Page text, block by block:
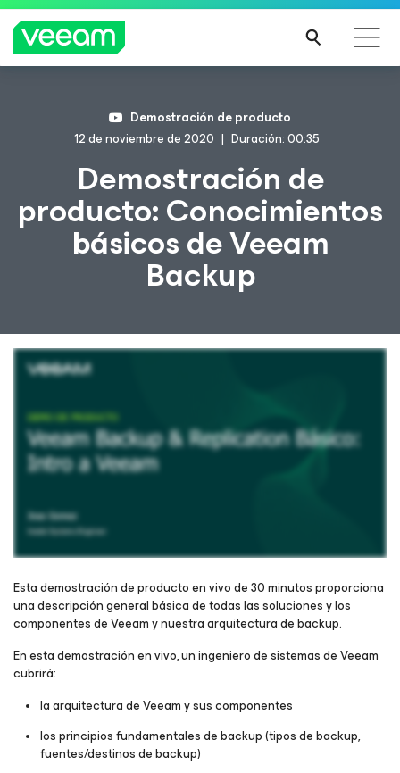
Guía de Veeam para los clientes afectados por la
actualización de contenido de CrowdStrike
CIÓN
Demostración de producto
12 de noviembre de 2020
Duración: 00:35
Demostración de
producto: Conocimientos
básicos de Veeam
Backup
Regístrese para ver el webinar
Esta demostración de producto en vivo de 30 minutos proporciona
una descripción general básica de todas las soluciones y los
componentes de Veeam y nuestra arquitectura de backup.
En esta demostración en vivo, un ingeniero de sistemas de Veeam
cubrirá:
la arquitectura de Veeam y sus componentes
los principios fundamentales de backup (tipos de backup,
fuentes/destinos de backup)